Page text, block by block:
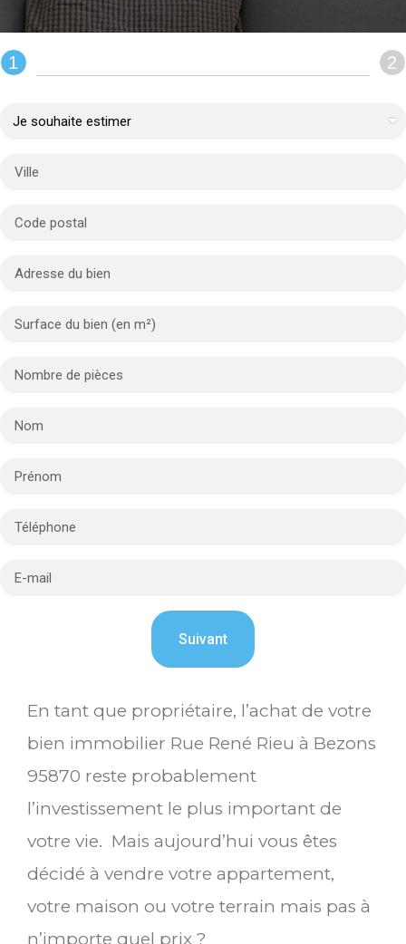
REMPLIR LE FORMULAIRE :
1 2
En tant que propriétaire, l’achat de votre
bien immobilier Rue René Rieu à Bezons
95870 reste probablement
l’investissement le plus important de
votre vie. Mais aujourd’hui vous êtes
décidé à vendre votre appartement,
votre maison ou votre terrain mais pas à
n’importe quel prix ?